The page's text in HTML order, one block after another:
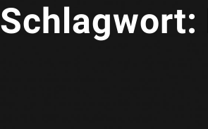
Schlagwort: